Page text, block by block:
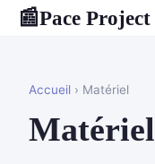
📰Pace Project
Accueil › Matériel
Matériel